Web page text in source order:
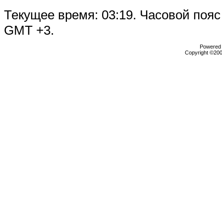
Текущее время: 03:19. Часовой пояс
GMT +3.
Copyright